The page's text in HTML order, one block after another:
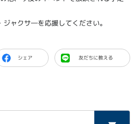
ャクサ―を応援してください。
シェア 友だちに教える